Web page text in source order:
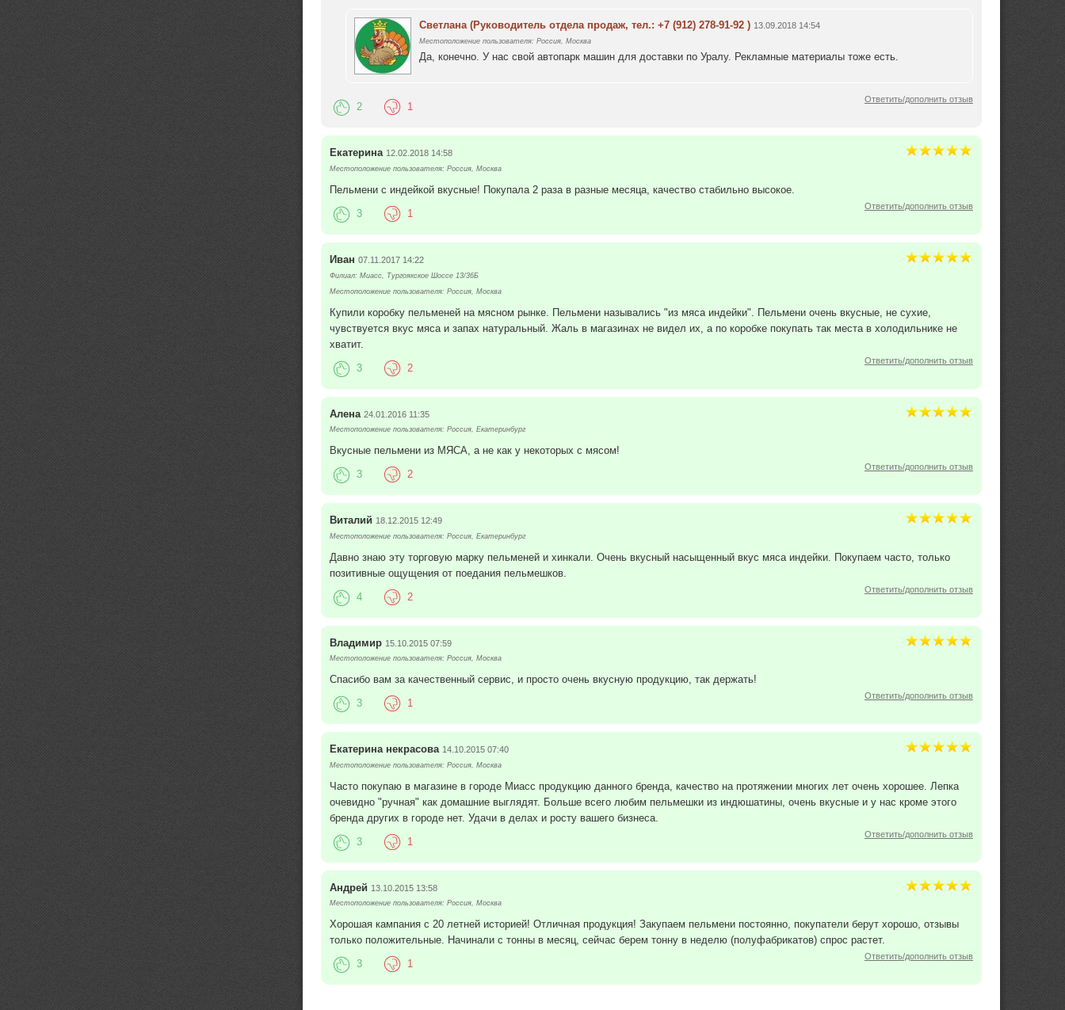
Светлана (Руководитель отдела продаж, тел.: +7 (912) 278-91-92 ) 13.09.2018 14:54
Местоположение пользователя: Россия, Москва
Да, конечно. У нас свой автопарк машин для доставки по Уралу. Рекламные материалы тоже есть.
Ответить/дополнить отзыв
2 1
Екатерина 12.02.2018 14:58
Местоположение пользователя: Россия, Москва
Пельмени с индейкой вкусные! Покупала 2 раза в разные месяца, качество стабильно высокое.
Ответить/дополнить отзыв
3 1
Иван 07.11.2017 14:22
Филиал: Миасс, Тургоякское Шоссе 13/36Б
Местоположение пользователя: Россия, Москва
Купили коробку пельменей на мясном рынке. Пельмени назывались "из мяса индейки". Пельмени очень вкусные, не сухие,
чувствуется вкус мяса и запах натуральный. Жаль в магазинах не видел их, а по коробке покупать так места в холодильнике не
хватит.
Ответить/дополнить отзыв
3 2
Алена 24.01.2016 11:35
Местоположение пользователя: Россия, Екатеринбург
Вкусные пельмени из МЯСА, а не как у некоторых с мясом!
Ответить/дополнить отзыв
3 2
Виталий 18.12.2015 12:49
Местоположение пользователя: Россия, Екатеринбург
Давно знаю эту торговую марку пельменей и хинкали. Очень вкусный насыщенный вкус мяса индейки. Покупаем часто, только
позитивные ощущения от поедания пельмешков.
Ответить/дополнить отзыв
4 2
Владимир 15.10.2015 07:59
Местоположение пользователя: Россия, Москва
Спасибо вам за качественный сервис, и просто очень вкусную продукцию, так держать!
Ответить/дополнить отзыв
3 1
Екатерина некрасова 14.10.2015 07:40
Местоположение пользователя: Россия, Москва
Часто покупаю в магазине в городе Миасс продукцию данного бренда, качество на протяжении многих лет очень хорошее. Лепка
очевидно "ручная" как домашние выглядят. Больше всего любим пельмешки из индюшатины, очень вкусные и у нас кроме этого
бренда других в городе нет. Удачи в делах и росту вашего бизнеса.
Ответить/дополнить отзыв
3 1
Андрей 13.10.2015 13:58
Местоположение пользователя: Россия, Москва
Хорошая кампания с 20 летней историей! Отличная продукция! Закупаем пельмени постоянно, покупатели берут хорошо, отзывы
только положительные. Начинали с тонны в месяц, сейчас берем тонну в неделю (полуфабрикатов) спрос растет.
Ответить/дополнить отзыв
3 1